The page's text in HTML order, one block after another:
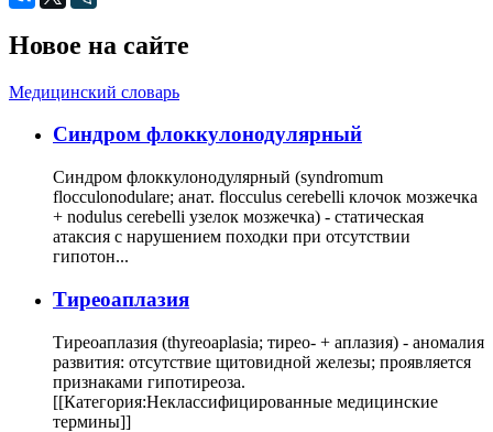
Новое на сайте
Медицинский словарь
Cиндром флоккулонодулярный
Синдром флоккулонодулярный (syndromum
flocculonodulare; анат. flocculus cerebelli клочок мозжечка
+ nodulus cerebelli узелок мозжечка) - статическая
атаксия с нарушением походки при отсутствии
гипотон...
Тиреоаплазия
Тиреоаплазия (thyreoaplasia; тирео- + аплазия) - аномалия
развития: отсутствие щитовидной железы; проявляется
признаками гипотиреоза.
[[Категория:Неклассифицированные медицинские
термины]]